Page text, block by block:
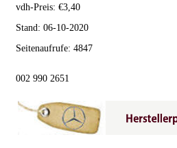
vdh-Preis: €3,40
Stand: 06-10-2020
Seitenaufrufe: 4847
002 990 2651